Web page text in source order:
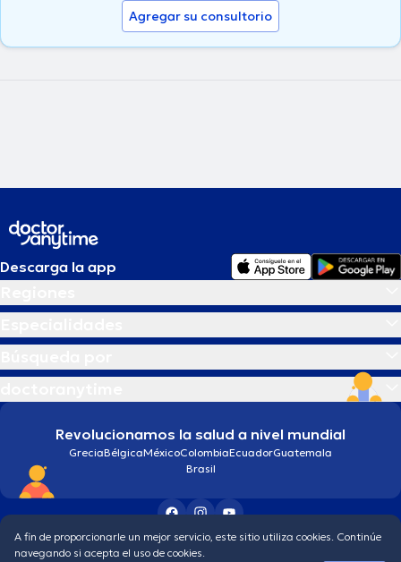
Agregar su consultorio
Descarga la app
Revolucionamos la salud a nivel mundial
GreciaBélgicaMéxicoColombiaEcuadorGuatemala
Brasil
Condiciones generales
Política de protección de los datos personales
A fin de proporcionarle un mejor servicio, este sitio utiliza cookies. Continúe
navegando si acepta el uso de cookies.